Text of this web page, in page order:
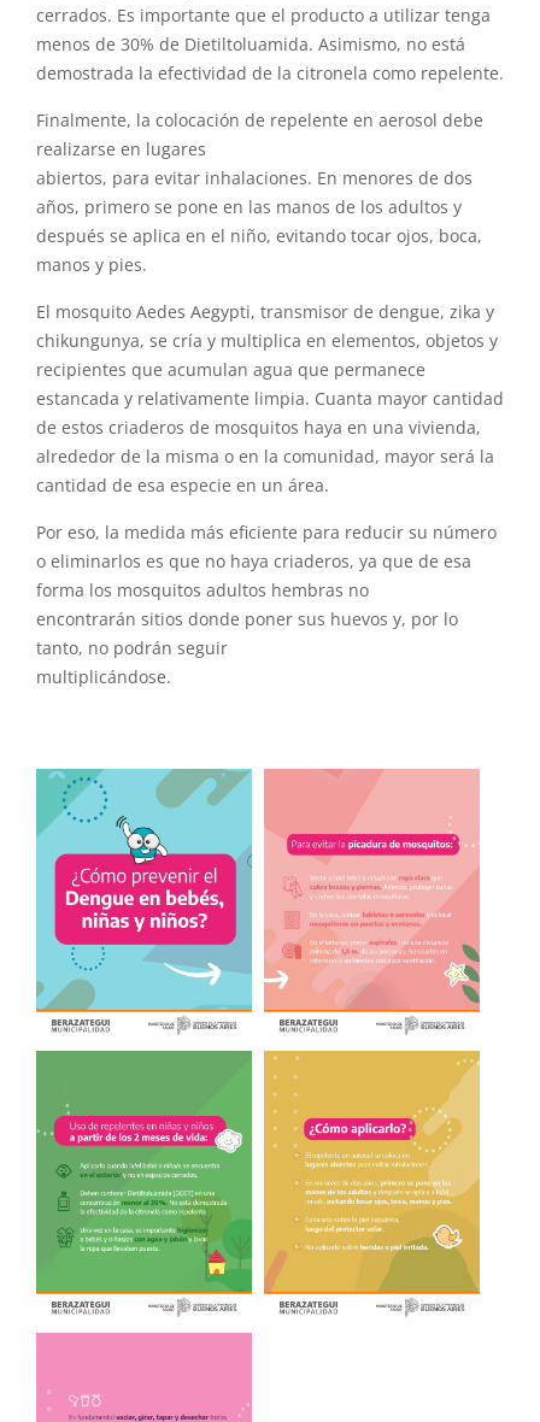
cerrados. Es importante que el producto a utilizar tenga
menos de 30% de Dietiltoluamida. Asimismo, no está
demostrada la efectividad de la citronela como repelente.
Finalmente, la colocación de repelente en aerosol debe
realizarse en lugares
abiertos, para evitar inhalaciones. En menores de dos
años, primero se pone en las manos de los adultos y
después se aplica en el niño, evitando tocar ojos, boca,
manos y pies.
El mosquito Aedes Aegypti, transmisor de dengue, zika y
chikungunya, se cría y multiplica en elementos, objetos y
recipientes que acumulan agua que permanece
estancada y relativamente limpia. Cuanta mayor cantidad
de estos criaderos de mosquitos haya en una vivienda,
alrededor de la misma o en la comunidad, mayor será la
cantidad de esa especie en un área.
Por eso, la medida más eficiente para reducir su número
o eliminarlos es que no haya criaderos, ya que de esa
forma los mosquitos adultos hembras no
encontrarán sitios donde poner sus huevos y, por lo
tanto, no podrán seguir
multiplicándose.